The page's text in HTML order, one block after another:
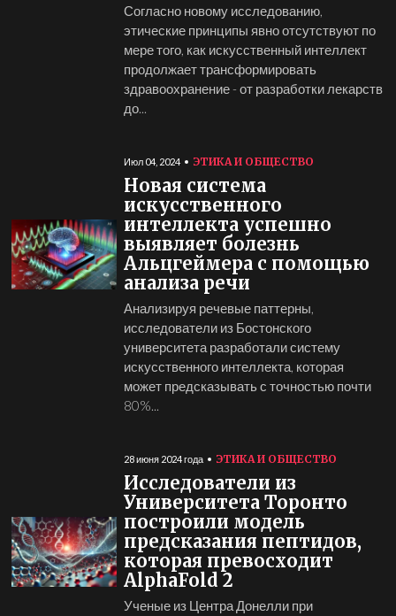
Согласно новому исследованию,
этические принципы явно отсутствуют по
мере того, как искусственный интеллект
продолжает трансформировать
здравоохранение - от разработки лекарств
до...
Июл 04, 2024 ЭТИКА И ОБЩЕСТВО
Новая система
искусственного
интеллекта успешно
выявляет болезнь
Альцгеймера с помощью
анализа речи
Анализируя речевые паттерны,
исследователи из Бостонского
университета разработали систему
искусственного интеллекта, которая
может предсказывать с точностью почти
80%...
28 июня 2024 года ЭТИКА И ОБЩЕСТВО
Исследователи из
Университета Торонто
построили модель
предсказания пептидов,
которая превосходит
AlphaFold 2
Ученые из Центра Донелли при